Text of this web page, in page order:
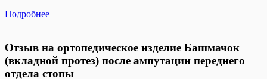
Подробнее
Отзыв на ортопедическое изделие Башмачок
(вкладной протез) после ампутации переднего
отдела стопы